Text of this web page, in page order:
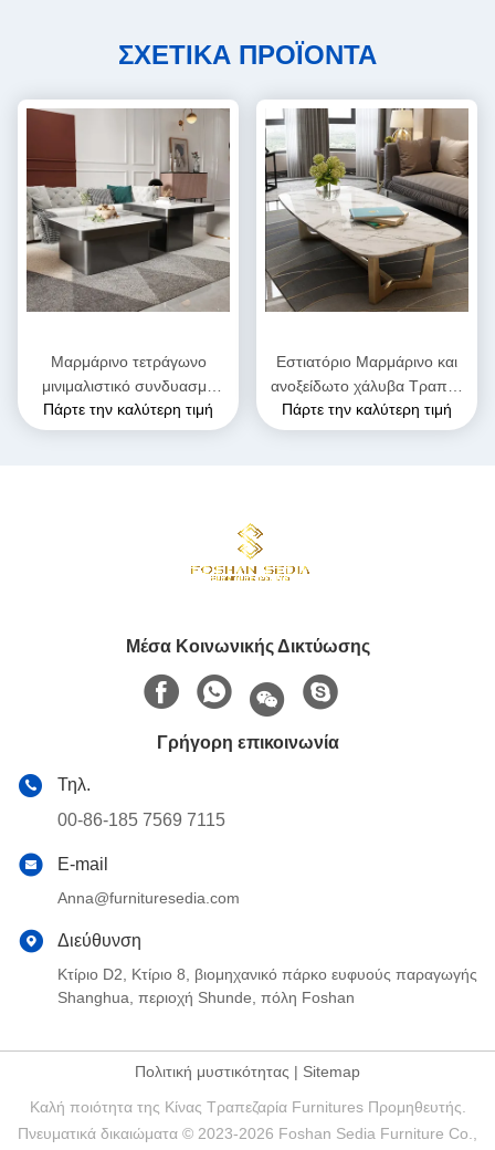
ΣΧΕΤΙΚΑ ΠΡΟΪΟΝΤΑ
Μαρμάρινο τετράγωνο
μινιμαλιστικό συνδυασμό
τραπέζι καφέ με πόδι από
ανοξείδωτο χάλυβα
Πάρτε την καλύτερη τιμή
Εστιατόριο Μαρμάρινο και
ανοξείδωτο χάλυβα Τραπέζι
καφέ ύψος 0,45m
Πάρτε την καλύτερη τιμή
Μέσα Κοινωνικής Δικτύωσης
Γρήγορη επικοινωνία
Τηλ.
00-86-185 7569 7115
E-mail
Anna@furnituresedia.com
Διεύθυνση
Κτίριο D2, Κτίριο 8, βιομηχανικό πάρκο ευφυούς παραγωγής
Shanghua, περιοχή Shunde, πόλη Foshan
Πολιτική μυστικότητας | Sitemap
Καλή ποιότητα της Κίνας Τραπεζαρία Furnitures Προμηθευτής.
Πνευματικά δικαιώματα © 2023-2026 Foshan Sedia Furniture Co.,